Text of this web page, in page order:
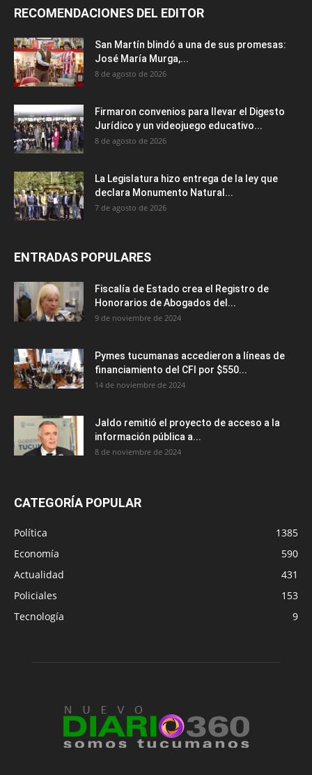
RECOMENDACIONES DEL EDITOR
San Martín blindó a una de sus promesas:
José María Murga,...
8 de agosto de 2026
Firmaron convenios para llevar el Digesto
Jurídico y un videojuego educativo...
8 de agosto de 2026
La Legislatura hizo entrega de la ley que
declara Monumento Natural...
7 de agosto de 2026
ENTRADAS POPULARES
Fiscalía de Estado crea el Registro de
Honorarios de Abogados del...
9 de noviembre de 2024
Pymes tucumanas accedieron a líneas de
financiamiento del CFI por $550...
14 de noviembre de 2024
Jaldo remitió el proyecto de acceso a la
información pública a...
8 de noviembre de 2024
CATEGORÍA POPULAR
Política
1385
Economía
590
Actualidad
431
Policiales
153
Tecnología
9